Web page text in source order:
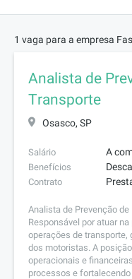
1 vaga para a empresa
Analista de
Transporte
Osasco, SP
Salário A
Benefícios
Contrato
Analista de Prevenção
Responsável por atuar
operações de transporte,
dos motoristas. A
operacionais e
processos e